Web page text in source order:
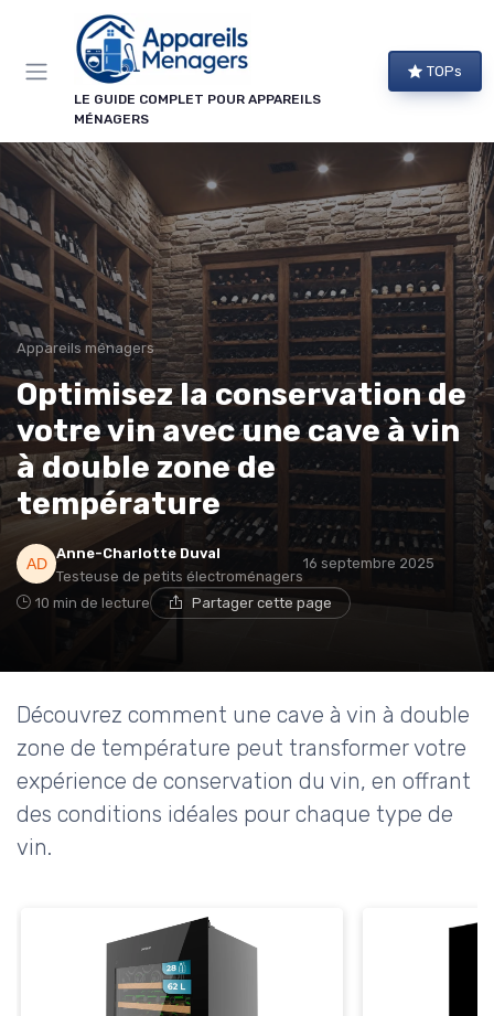
LE GUIDE COMPLET POUR APPAREILS
MÉNAGERS
TOPs
Appareils ménagers
Optimisez la conservation de
votre vin avec une cave à vin
à double zone de
température
Anne-Charlotte Duval
Testeuse de petits électroménagers
16 septembre 2025
10 min de lecture Partager cette page
Découvrez comment une cave à vin à double
zone de température peut transformer votre
expérience de conservation du vin, en offrant
des conditions idéales pour chaque type de
vin.
Panneau de gestion des cookies